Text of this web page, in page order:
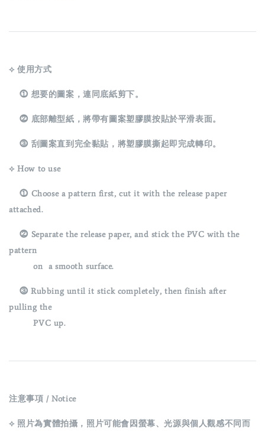
⟡ 使用方式
⓵ 想要的圖案，連同底紙剪下。
⓶ 底部離型紙，將帶有圖案塑膠膜按貼於平滑表面。
⓷ 刮圖案直到完全黏貼，將塑膠膜撕起即完成轉印。
⟡ How to use
⓵ Choose a pattern first, cut it with the release paper
attached.
⓶ Separate the release paper, and stick the PVC with the
pattern
on a smooth surface.
⓷ Rubbing until it stick completely, then finish after
pulling the
PVC up.
注意事項 / Notice
⟡ 照片為實體拍攝，照片可能會因螢幕、光源與個人觀感不同而